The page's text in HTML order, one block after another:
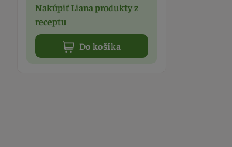
Nakúpiť Liana produkty z
receptu
Do košíka